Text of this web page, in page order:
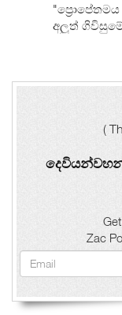
අලුත් ගිවිසුමේ
(
Zac